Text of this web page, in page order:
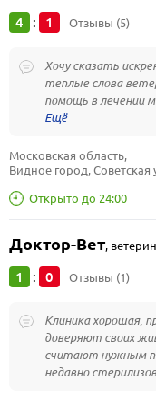
4 : 1 Отзывы (5)
Хочу сказать
теплые слова
помощь в лечении
Открыто до 24:00
Московская область,
Видное город, Советская
Доктор-Вет,
1 : 0 Отзывы (1)
Клиника хорошая,
доверяют своих
считают нужным
недавно